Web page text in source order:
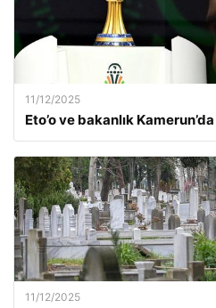
11/12/2025
Eto’o ve bakanlık
11/12/2025